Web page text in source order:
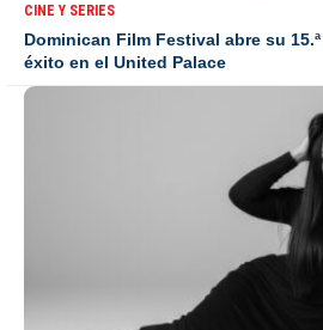
CINE Y SERIES
Dominican Film Festival abre su
éxito en el United Palace